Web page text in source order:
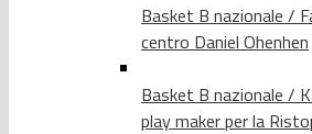
Basket B nazionale /
centro Daniel Ohenhen
Basket B nazionale /
play maker per la